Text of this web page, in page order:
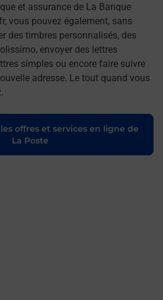
et assurance de La Banque
vous pouvez également, sans
des timbres personnalisés, des
envoyer des lettres
simples ou encore faire suivre
adresse. Le tout quand vous
offres et services en ligne de
La Poste